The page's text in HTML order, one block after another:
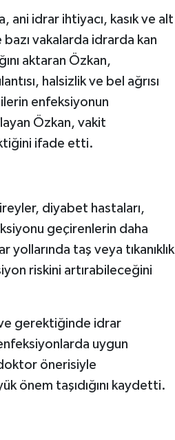
ani idrar ihtiyacı, kasık ve alt
vakalarda idrarda kan
aktaran Özkan,
halsizlik ve bel ağrısı
enfeksiyonun
Özkan, vakit
ifade etti.
diyabet hastaları,
geçirenlerin daha
taş veya tıkanıklık
riskini artırabileceğini
ve gerektiğinde idrar
uygun
önerisiyle
önem taşıdığını kaydetti.